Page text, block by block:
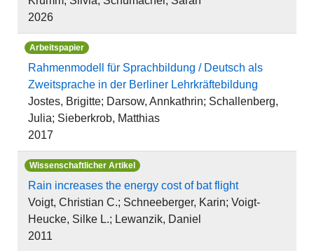
2026
Arbeitspapier
Rahmenmodell für Sprachbildung / Deutsch als
Zweitsprache in der Berliner Lehrkräftebildung
Jostes, Brigitte; Darsow, Annkathrin; Schallenberg,
Julia; Sieberkrob, Matthias
2017
Wissenschaftlicher Artikel
Rain increases the energy cost of bat flight
Voigt, Christian C.; Schneeberger, Karin; Voigt-
Heucke, Silke L.; Lewanzik, Daniel
2011